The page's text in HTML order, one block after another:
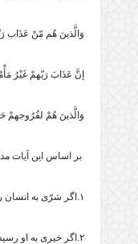
وَالَّذینَ هُم مّنْ عَذَاب
إنَّ عَذَابَ رَبّهمْ غَیْرُ
وَالَّذینَ هُمْ لفُرُوجهمْ
بر اساس این آیات
۱.اگر شرّی به انسان رسید نالان نباشد.
۲.اگر خیری به او رسید بخیل نشود.